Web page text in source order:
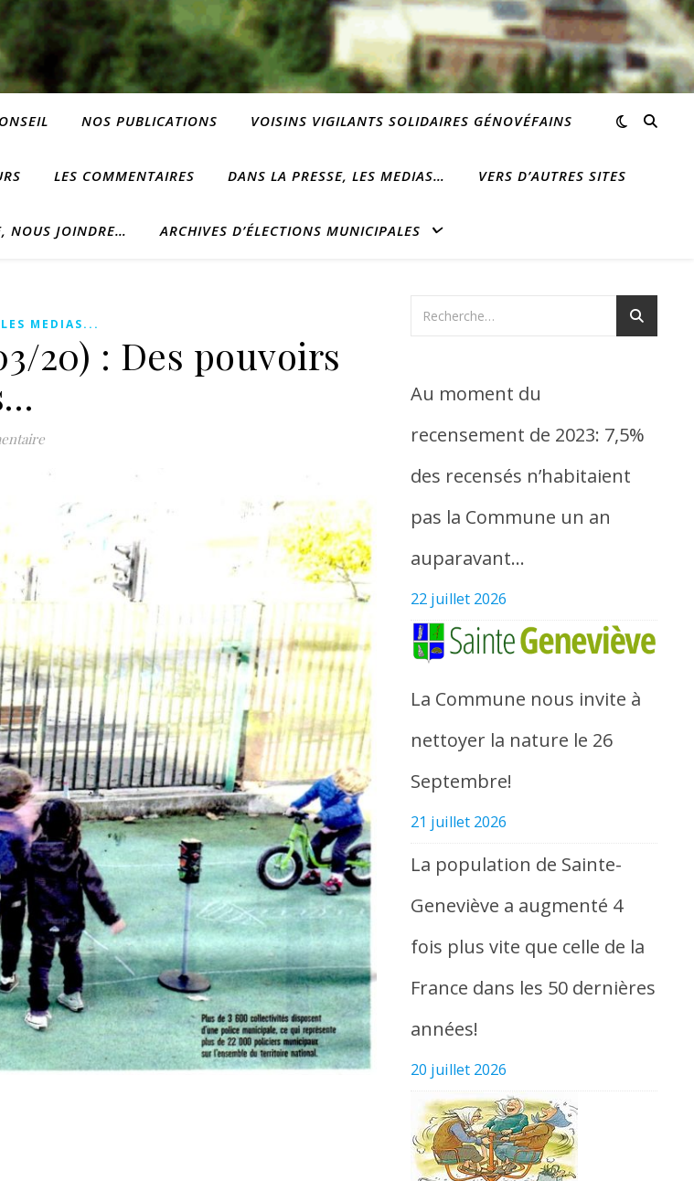
NOS PUBLICATIONS VOISINS VIGILANTS SOLIDAIRES GÉNOVÉFAINS
LES COMMENTAIRES DANS LA PRESSE, LES MEDIAS… VERS D’AUTRES SITES
NOUS JOINDRE… ARCHIVES D’ÉLECTIONS MUNICIPALES
MEDIAS...
20) : Des pouvoirs
Au moment du
recensement de 2023: 7,5%
des recensés n’habitaient
pas la Commune un an
auparavant…
22 juillet 2026
La Commune nous invite à
nettoyer la nature le 26
Septembre!
21 juillet 2026
La population de Sainte-
Geneviève a augmenté 4
fois plus vite que celle de la
France dans les 50 dernières
années!
20 juillet 2026